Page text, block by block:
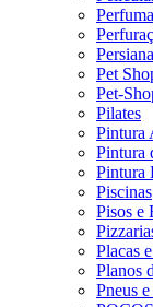
Pet
Pet-
Pilates
Pintura
Pintura
Pintura
Piscinas
Pisos e
Placas
Planos
Pneus